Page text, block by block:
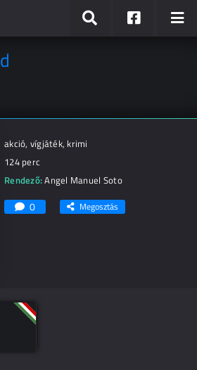
akció, vígjáték, krimi
124 perc
Rendező:Angel Manuel Soto
0 Megosztás